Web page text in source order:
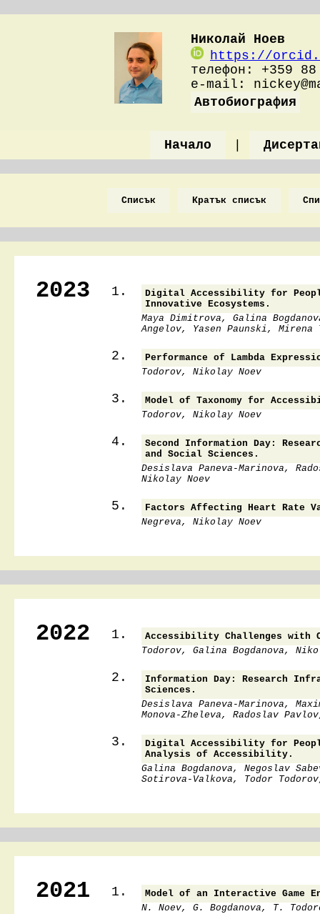
Николай Ноев
https://
телефон: +359
e-mail:
Автобиография
Начало
Списък Кратък списък
2023 1.
Digital Accessibility for
Innovative Ecosystems.
Maya Dimitrova, Galina
Angelov, Yasen Paunski, Mirena
2.
Performance of Lambda
Todorov, Nikolay Noev
3.
Model of Taxonomy for
Todorov, Nikolay Noev
4.
Second Information Day:
and Social Sciences.
Desislava Paneva-Marinova,
Nikolay Noev
5.
Factors Affecting Heart Rate
Negreva, Nikolay Noev
2022 1.
Accessibility Challenges with
Todorov, Galina Bogdanova,
2.
Information Day: Research
Sciences.
Desislava Paneva-Marinova,
Monova-Zheleva, Radoslav
3.
Digital Accessibility for
Analysis of Accessibility.
Galina Bogdanova, Negoslav
Sotirova-Valkova, Todor
2021 1.
Model of an Interactive Game
N. Noev, G. Bogdanova, T.